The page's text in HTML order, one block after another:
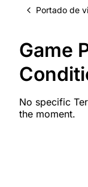
Portado de
Game
No specific
the moment.